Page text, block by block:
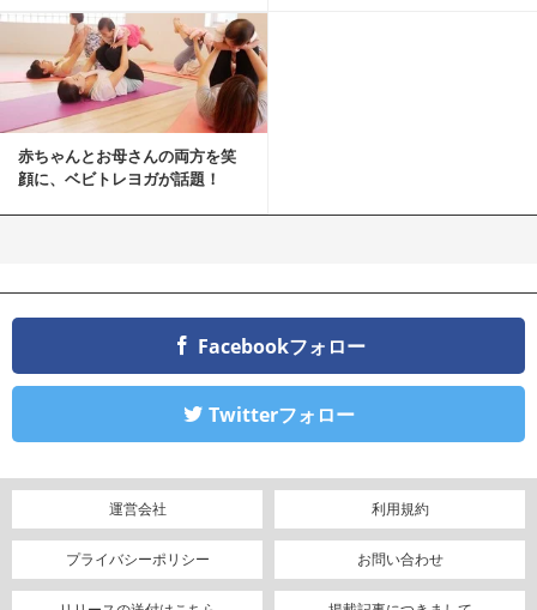
赤ちゃんとお母さんの両方を笑
顔に、ベビトレヨガが話題！
Facebookフォロー
Twitterフォロー
運営会社 利用規約
プライバシーポリシー お問い合わせ